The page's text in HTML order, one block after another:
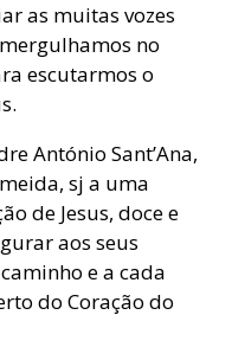
as muitas vozes
no
escutarmos o
António Sant’Ana,
sj a uma
de Jesus, doce e
aos seus
e a cada
do Coração do